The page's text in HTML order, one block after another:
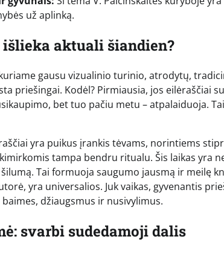
už aplinką.
aktuali šiandien?
gausu vizualinio turinio, atrodytų,
priešingai. Kodėl? Pirmiausia, jos eilėraščiai
bet tuo pačiu metu – atpalaiduoja.
yra puikus įrankis tėvams, norintiems
tampa bendru ritualu. Šis laikas yra
Tai formuoja saugumo jausmą ir meilę
yra universalios. Juk vaikas, gyvenantis
džiaugsmus ir nusivylimus.
svarbi sudedamoji dalis